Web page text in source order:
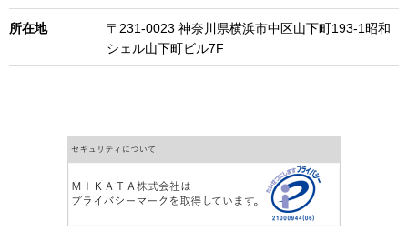
所在地
〒231-0023 神奈川県横浜市中区山下町193-1昭和
シェル山下町ビル7F